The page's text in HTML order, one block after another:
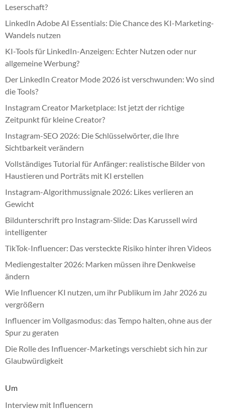
Leserschaft?
LinkedIn Adobe AI Essentials: Die Chance des KI-Marketing-
Wandels nutzen
KI-Tools für LinkedIn-Anzeigen: Echter Nutzen oder nur
allgemeine Werbung?
Der LinkedIn Creator Mode 2026 ist verschwunden: Wo sind
die Tools?
Instagram Creator Marketplace: Ist jetzt der richtige
Zeitpunkt für kleine Creator?
Instagram-SEO 2026: Die Schlüsselwörter, die Ihre
Sichtbarkeit verändern
Vollständiges Tutorial für Anfänger: realistische Bilder von
Haustieren und Porträts mit KI erstellen
Instagram-Algorithmussignale 2026: Likes verlieren an
Gewicht
Bildunterschrift pro Instagram-Slide: Das Karussell wird
intelligenter
TikTok-Influencer: Das versteckte Risiko hinter ihren Videos
Mediengestalter 2026: Marken müssen ihre Denkweise
ändern
Wie Influencer KI nutzen, um ihr Publikum im Jahr 2026 zu
vergrößern
Influencer im Vollgasmodus: das Tempo halten, ohne aus der
Spur zu geraten
Die Rolle des Influencer-Marketings verschiebt sich hin zur
Glaubwürdigkeit
Um
Interview mit Influencern